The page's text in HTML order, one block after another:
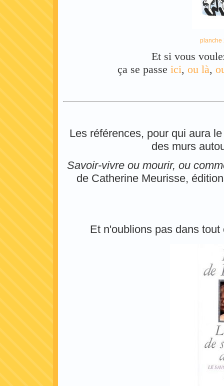
planche
Et si vous
ça se passe ici, ou là,
Les références, pour qui aura
des murs
Savoir-vivre ou mourir, ou
de Catherine Meurisse,
Et n'oublions pas dans